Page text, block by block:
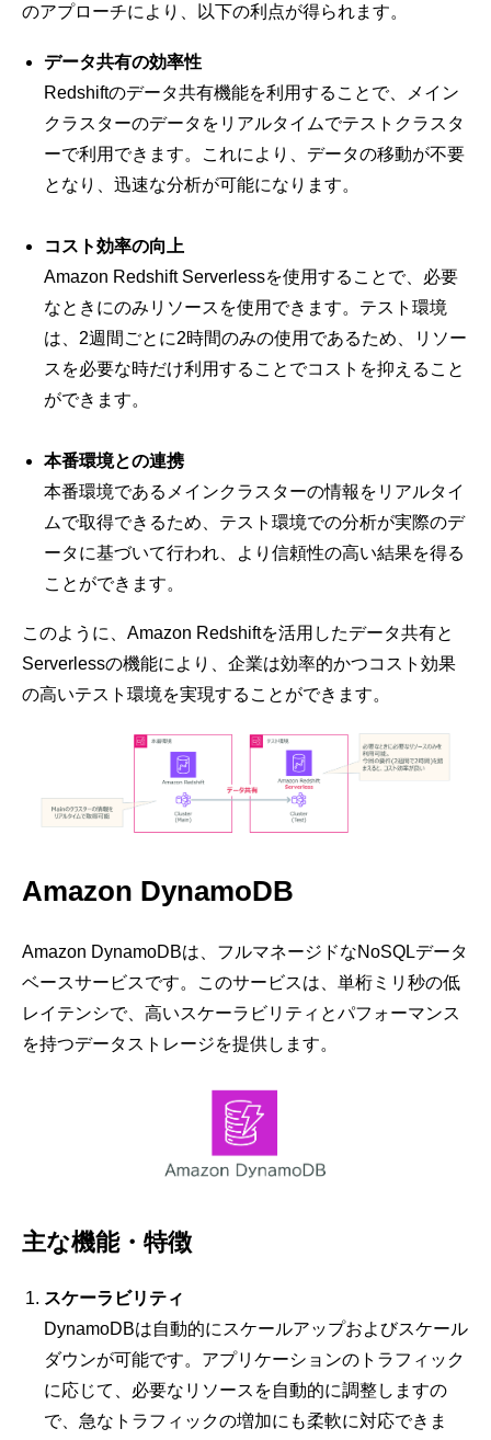
のアプローチにより、以下の利点が得られます。
データ共有の効率性
Redshiftのデータ共有機能を利用することで、メイン
クラスターのデータをリアルタイムでテストクラスタ
ーで利用できます。これにより、データの移動が不要
となり、迅速な分析が可能になります。
コスト効率の向上
Amazon Redshift Serverlessを使用することで、必要
なときにのみリソースを使用できます。テスト環境
は、2週間ごとに2時間のみの使用であるため、リソー
スを必要な時だけ利用することでコストを抑えること
ができます。
本番環境との連携
本番環境であるメインクラスターの情報をリアルタイ
ムで取得できるため、テスト環境での分析が実際のデ
ータに基づいて行われ、より信頼性の高い結果を得る
ことができます。
このように、Amazon Redshiftを活用したデータ共有と
Serverlessの機能により、企業は効率的かつコスト効果
の高いテスト環境を実現することができます。
Amazon DynamoDB
Amazon DynamoDBは、フルマネージドなNoSQLデータ
ベースサービスです。このサービスは、単桁ミリ秒の低
レイテンシで、高いスケーラビリティとパフォーマンス
を持つデータストレージを提供します。
主な機能・特徴
スケーラビリティ
DynamoDBは自動的にスケールアップおよびスケール
ダウンが可能です。アプリケーションのトラフィック
に応じて、必要なリソースを自動的に調整しますの
で、急なトラフィックの増加にも柔軟に対応できま